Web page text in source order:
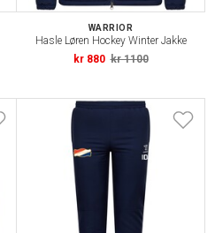
WARRIOR
Hasle Løren Hockey Winter Jakke
kr 880 kr 1100